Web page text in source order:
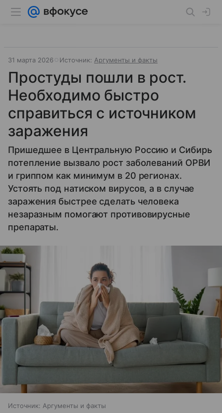
31 марта 2026 Источник: Аргументы и факты
Простуды пошли в рост.
Необходимо быстро
справиться с источником
заражения
Пришедшее в Центральную Россию и Сибирь
потепление вызвало рост заболеваний ОРВИ
и гриппом как минимум в 20 регионах.
Устоять под натиском вирусов, а в случае
заражения быстрее сделать человека
незаразным помогают противовирусные
препараты.
Источник: Аргументы и факты